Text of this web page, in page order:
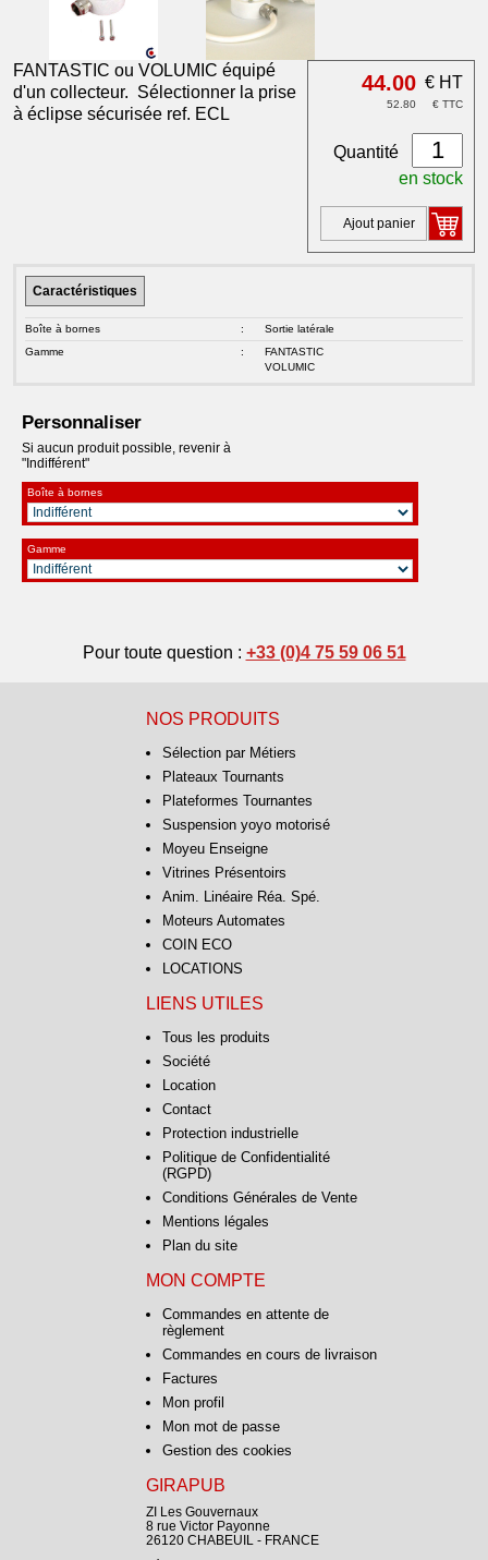
44.00 € HT
52.80 € TTC
Quantité
en stock
Ajout panier
FANTASTIC ou VOLUMIC équipé
d'un collecteur. Sélectionner la prise
à éclipse sécurisée ref. ECL
Caractéristiques
Boîte à bornes :
Sortie latérale
Gamme
:
FANTASTIC
VOLUMIC
Personnaliser
Si aucun produit possible, revenir à
"Indifférent"
Boîte à bornes
Gamme
Pour toute question : +33 (0)4 75 59 06 51
NOS PRODUITS
Sélection par Métiers
Plateaux Tournants
Plateformes Tournantes
Suspension yoyo motorisé
Moyeu Enseigne
Vitrines Présentoirs
Anim. Linéaire Réa. Spé.
Moteurs Automates
COIN ECO
LOCATIONS
LIENS UTILES
Tous les produits
Société
Location
Contact
Protection industrielle
Politique de Confidentialité
(RGPD)
Conditions Générales de Vente
Mentions légales
Plan du site
MON COMPTE
Commandes en attente de
règlement
Commandes en cours de livraison
Factures
Mon profil
Mon mot de passe
Gestion des cookies
GIRAPUB
ZI Les Gouvernaux
8 rue Victor Payonne
26120 CHABEUIL - FRANCE